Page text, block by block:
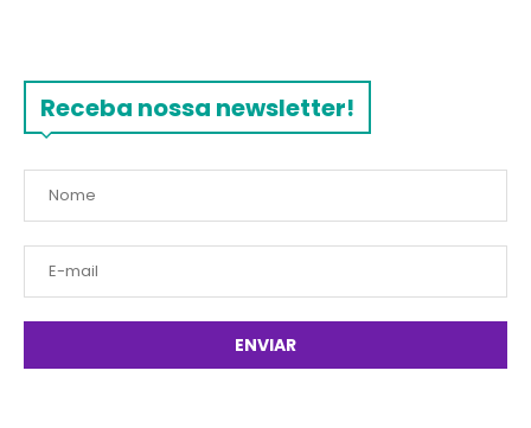
Receba nossa newsletter!